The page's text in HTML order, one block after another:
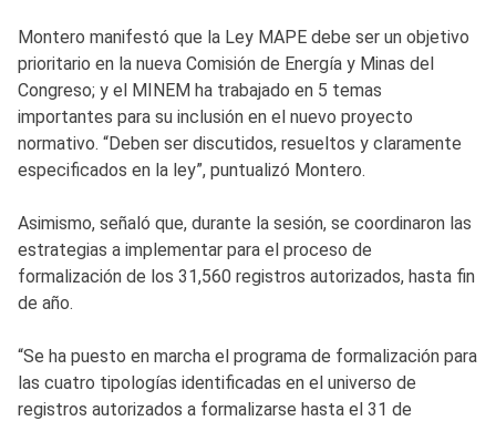
Montero manifestó que la Ley MAPE debe ser un objetivo
prioritario en la nueva Comisión de Energía y Minas del
Congreso; y el MINEM ha trabajado en 5 temas
importantes para su inclusión en el nuevo proyecto
normativo. “Deben ser discutidos, resueltos y claramente
especificados en la ley”, puntualizó Montero.
Asimismo, señaló que, durante la sesión, se coordinaron las
estrategias a implementar para el proceso de
formalización de los 31,560 registros autorizados, hasta fin
de año.
“Se ha puesto en marcha el programa de formalización para
las cuatro tipologías identificadas en el universo de
registros autorizados a formalizarse hasta el 31 de